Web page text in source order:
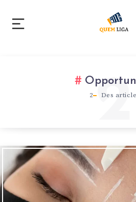
2 Des
2